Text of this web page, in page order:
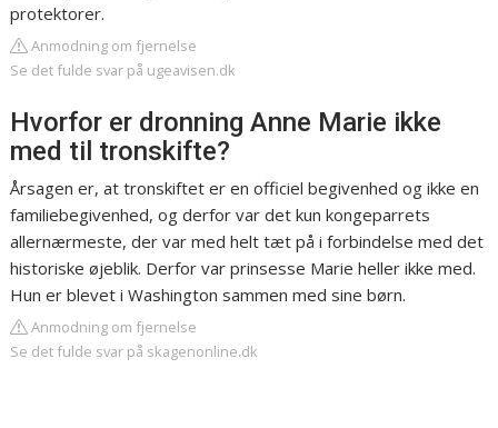
protektorer.
Anmodning om fjernelse
Se det fulde svar på ugeavisen.dk
Hvorfor er dronning Anne Marie ikke
med til tronskifte?
Årsagen er, at tronskiftet er en officiel begivenhed og ikke en
familiebegivenhed, og derfor var det kun kongeparrets
allernærmeste, der var med helt tæt på i forbindelse med det
historiske øjeblik. Derfor var prinsesse Marie heller ikke med.
Hun er blevet i Washington sammen med sine børn.
Anmodning om fjernelse
Se det fulde svar på skagenonline.dk